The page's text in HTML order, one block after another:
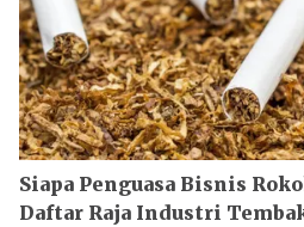
Siapa Penguasa Bisnis
Daftar Raja Industri